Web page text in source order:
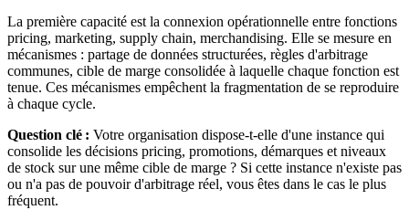
La première capacité est la connexion opérationnelle entre fonctions
pricing, marketing, supply chain, merchandising. Elle se mesure en
mécanismes : partage de données structurées, règles d'arbitrage
communes, cible de marge consolidée à laquelle chaque fonction est
tenue. Ces mécanismes empêchent la fragmentation de se reproduire
à chaque cycle.
Question clé : Votre organisation dispose-t-elle d'une instance qui
consolide les décisions pricing, promotions, démarques et niveaux
de stock sur une même cible de marge ? Si cette instance n'existe pas
ou n'a pas de pouvoir d'arbitrage réel, vous êtes dans le cas le plus
fréquent.